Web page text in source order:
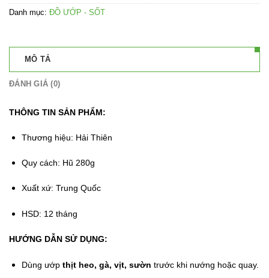
Danh mục: ĐỒ ƯỚP - SỐT
MÔ TẢ
ĐÁNH GIÁ (0)
THÔNG TIN SẢN PHẨM:
Thương hiệu: Hải Thiên
Quy cách: Hũ 280g
Xuất xứ: Trung Quốc
HSD: 12 tháng
HƯỚNG DẪN SỬ DỤNG:
Dùng ướp thịt heo, gà, vịt, sườn trước khi nướng hoặc quay.